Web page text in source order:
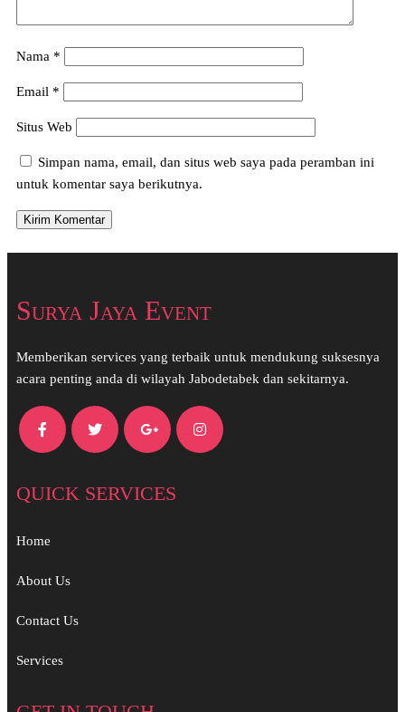
Nama *
Email *
Situs Web
Simpan nama, email, dan situs web saya pada peramban ini
untuk komentar saya berikutnya.
Surya Jaya Event
Memberikan services yang terbaik untuk mendukung suksesnya
acara penting anda di wilayah Jabodetabek dan sekitarnya.
QUICK SERVICES
Home
About Us
Contact Us
Services